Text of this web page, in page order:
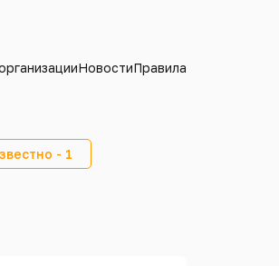
НовостиПравила
- 1